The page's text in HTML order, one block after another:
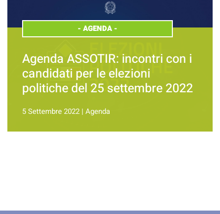
- AGENDA-
Agenda ASSOTIR: incontri con i
candidati per le elezioni
politiche del 25 settembre 2022
5 Settembre 2022 | Agenda